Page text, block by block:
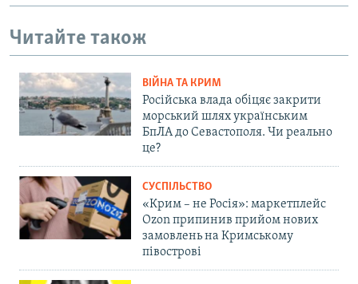
Читайте також
ВІЙНА ТА КРИМ
Російська влада обіцяє закрити
морський шлях українським
БпЛА до Севастополя. Чи реально
це?
СУСПІЛЬСТВО
«Крим – не Росія»: маркетплейс
Ozon припинив прийом нових
замовлень на Кримському
півострові